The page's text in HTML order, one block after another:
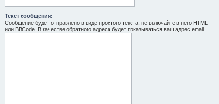
Текст сообщения:
Сообщение будет отправлено в виде простого текста, не включайте в него HTML
или BBCode. В качестве обратного адреса будет показываться ваш адрес email.